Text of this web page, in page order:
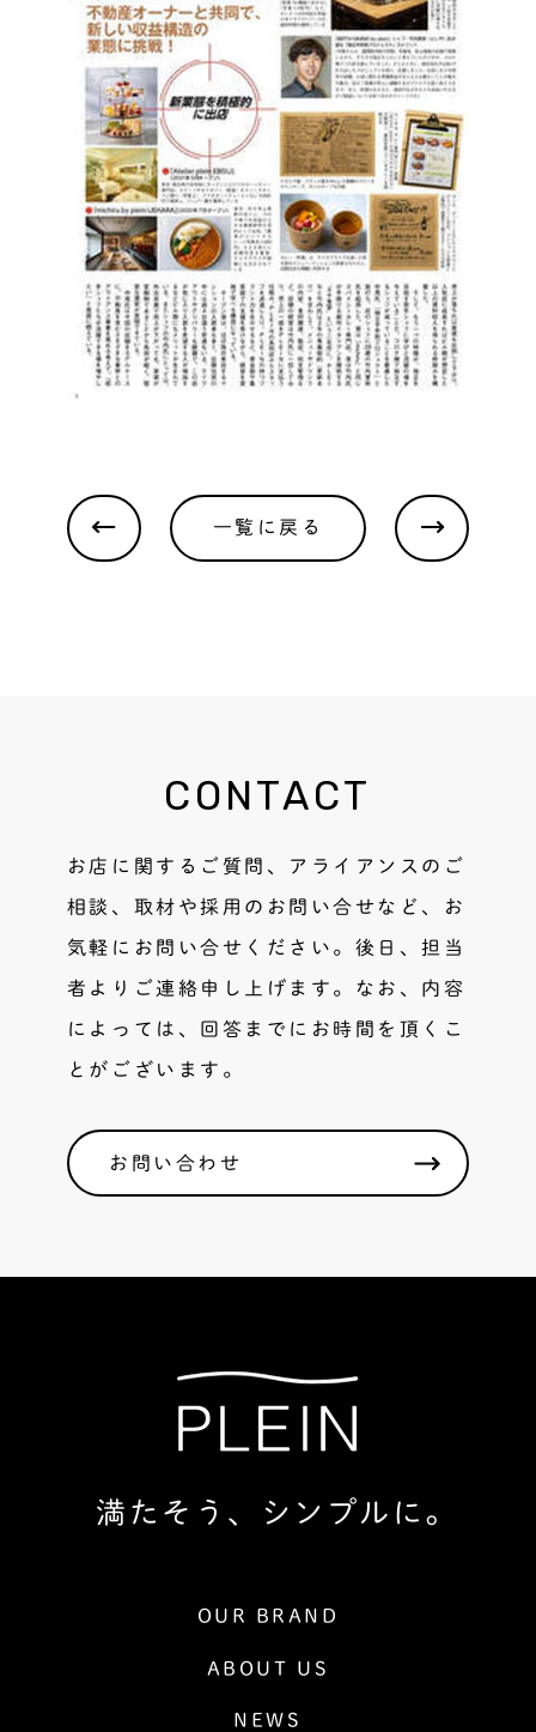
一覧に戻る
CONTACT
お店に関するご質問、アライアンスのご
相談、取材や採用のお問い合せなど、お
気軽にお問い合せください。後日、担当
者よりご連絡申し上げます。なお、内容
によっては、回答までにお時間を頂くこ
とがございます。
お問い合わせ
満たそう、シンプルに。
OUR BRAND
ABOUT US
NEWS